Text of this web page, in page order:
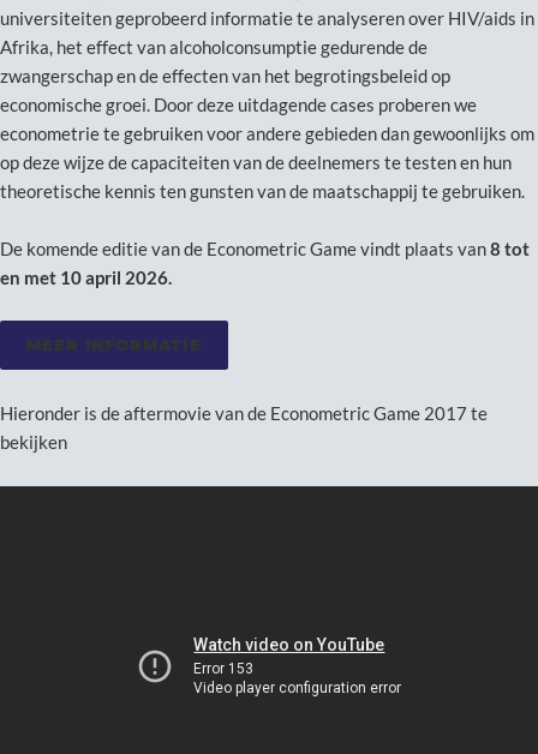
universiteiten geprobeerd informatie te analyseren over HIV/aids in
Afrika, het effect van alcoholconsumptie gedurende de
zwangerschap en de effecten van het begrotingsbeleid op
economische groei. Door deze uitdagende cases proberen we
econometrie te gebruiken voor andere gebieden dan gewoonlijks om
op deze wijze de capaciteiten van de deelnemers te testen en hun
theoretische kennis ten gunsten van de maatschappij te gebruiken.
De komende editie van de Econometric Game vindt plaats van8 tot
en met 10 april 2026.
MEER INFORMATIE
Hieronder is de aftermovie van de Econometric Game 2017 te
bekijken